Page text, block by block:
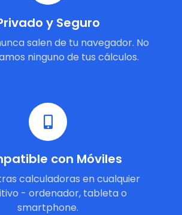
y Seguro
salen de tu navegador. No
ninguno de tus cálculos.
con Móviles
calculadoras en cualquier
- ordenador, tableta o
smartphone.